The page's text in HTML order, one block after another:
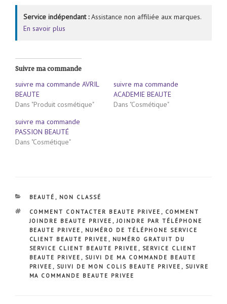
Service indépendant :Assistance non affiliée aux marques.
En savoir plus
Suivre ma commande
suivre ma commande AVRIL
BEAUTE
Dans "Produit cosmétique"
suivre ma commande
ACADEMIE BEAUTE
Dans "Cosmétique"
suivre ma commande
PASSION BEAUTÉ
Dans "Cosmétique"
CATÉGORIES
BEAUTÉ , NON CLASSÉ
ÉTIQUETTES
COMMENT CONTACTER BEAUTE PRIVEE , COMMENT
JOINDRE BEAUTE PRIVEE ,JOINDRE PAR TÉLÉPHONE
BEAUTE PRIVEE , NUMÉRO DE TÉLÉPHONE SERVICE
CLIENT BEAUTE PRIVEE , NUMÉRO GRATUIT DU
SERVICE CLIENT BEAUTE PRIVEE , SERVICE CLIENT
BEAUTE PRIVEE , SUIVI DE MA COMMANDE BEAUTE
PRIVEE , SUIVI DE MON COLIS BEAUTE PRIVEE , SUIVRE
MA COMMANDE BEAUTE PRIVEE